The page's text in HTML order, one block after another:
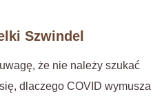
Szwindel
że nie należy szukać
dlaczego COVID wymusza